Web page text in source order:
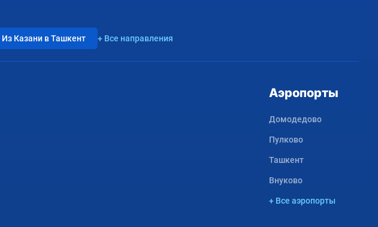
Из Казани в Ташкент + Все направления
Аэропорты
Домодедово
Пулково
Ташкент
Внуково
+ Все аэропорты